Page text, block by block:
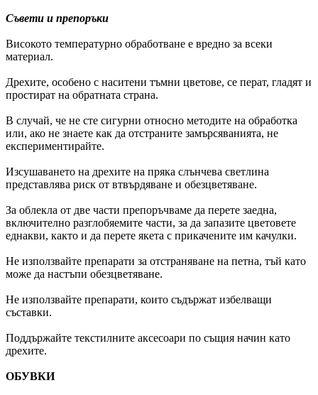
Съвети и препоръки
Високото температурно обработване е вредно за всеки
материал.
Дрехите, особено с наситени тъмни цветове, се перат, гладят и
простират на обратната страна.
В случай, че не сте сигурни относно методите на обработка
или, ако не знаете как да отстраните замърсяванията, не
експериментирайте.
Изсушаването на дрехите на пряка слънчева светлина
представлява риск от втвърдяване и обезцветяване.
За облекла от две части препоръчваме да перете заедна,
включително разглобяемите части, за да запазите цветовете
еднакви, както и да перете якета с прикачените им качулки.
Не използвайте препарати за отстраняване на петна, тъй като
може да настъпи обезцветяване.
Не използвайте препарати, които съдържат избелващи
съставки.
Поддържайте текстилните аксесоари по същия начин като
дрехите.
ОБУВКИ